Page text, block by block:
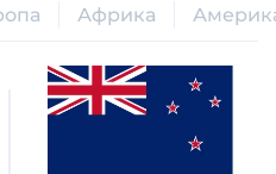
Африка